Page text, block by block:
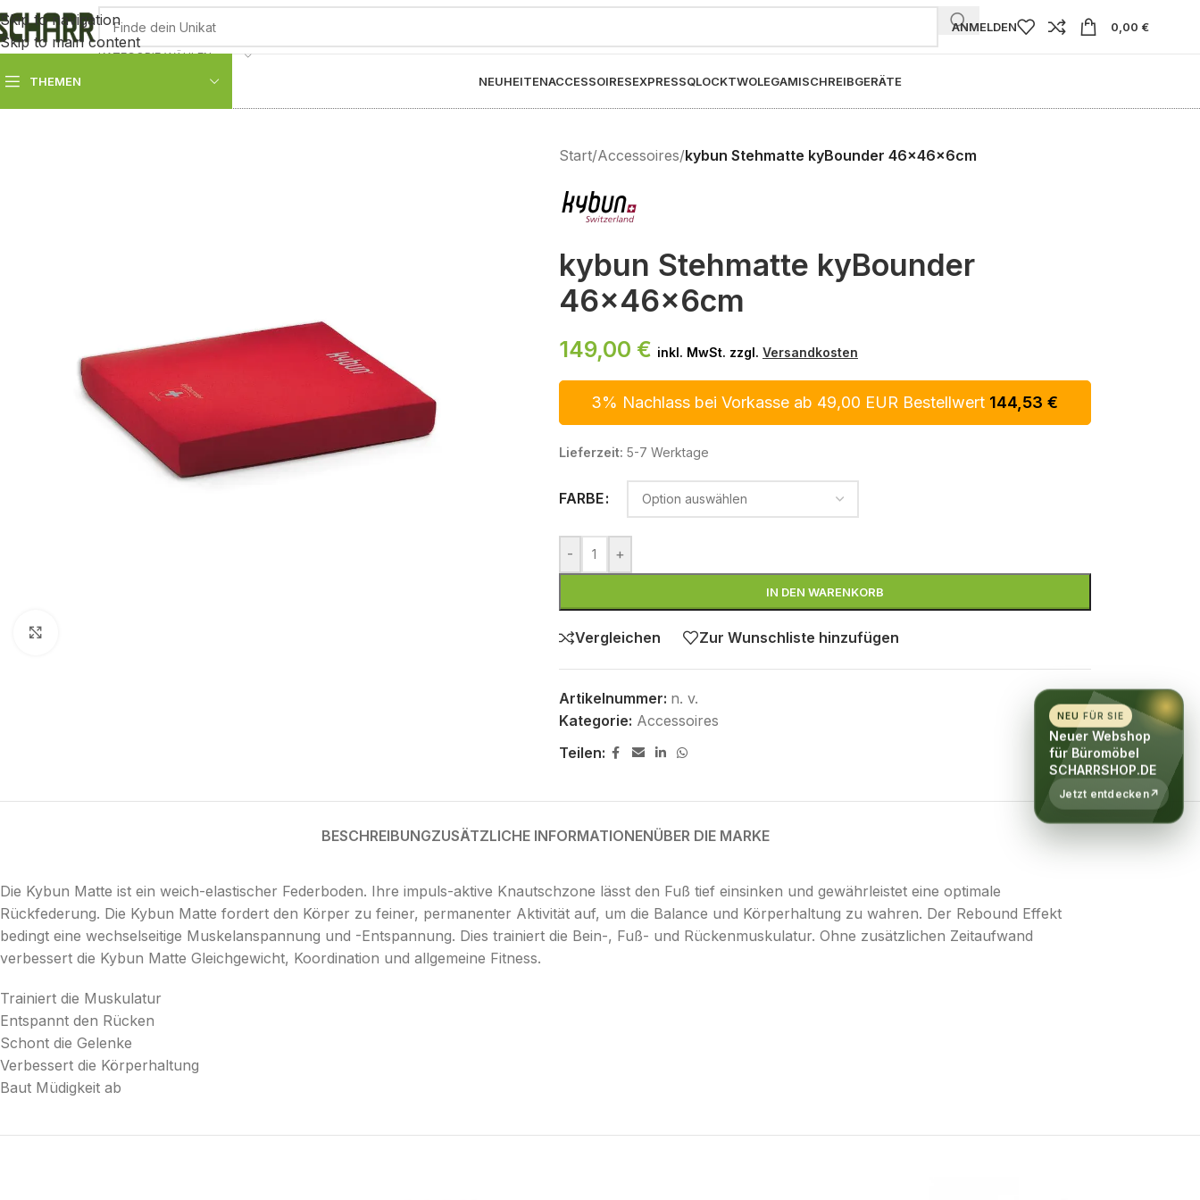
Skip to navigation
Skip to main content
KATEGORIE WÄHLEN
ANMELDEN 0,00 €
THEMEN NEUHEITENACCESSOIRESEXPRESSQLOCKTWOLEGAMISCHREIBGERÄTE
Start/Accessoires/kybun Stehmatte kyBounder 46x46x6cm
kybun Stehmatte kyBounder
46x46x6cm
149,00 € inkl. MwSt. zzgl. Versandkosten
3% Nachlass bei Vorkasse ab 49,00 EUR Bestellwert 144,53€
Lieferzeit: 5-7 Werktage
FARBE
- +
IN DEN WARENKORB
Vergleichen Zur Wunschliste hinzufügen
Artikelnummer: n. v.
Kategorie: Accessoires
Teilen:
BESCHREIBUNGZUSÄTZLICHE INFORMATIONENÜBER DIE MARKE
Die Kybun Matte ist ein weich-elastischer Federboden. Ihre impuls-aktive Knautschzone lässt den Fuß tief einsinken und gewährleistet eine optimale
Rückfederung. Die Kybun Matte fordert den Körper zu feiner, permanenter Aktivität auf, um die Balance und Körperhaltung zu wahren. Der Rebound Effekt
bedingt eine wechselseitige Muskelanspannung und -Entspannung. Dies trainiert die Bein-, Fuß- und Rückenmuskulatur. Ohne zusätzlichen Zeitaufwand
verbessert die Kybun Matte Gleichgewicht, Koordination und allgemeine Fitness.
Trainiert die Muskulatur
Entspannt den Rücken
Schont die Gelenke
Verbessert die Körperhaltung
Baut Müdigkeit ab
NEU FÜR SIE
Neuer Webshop
für Büromöbel
SCHARRSHOP.DE
Jetzt entdecken↗